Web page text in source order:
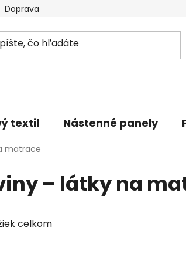
Doprava a platba
textil Nástenné panely
matrace
– látky na
celkom